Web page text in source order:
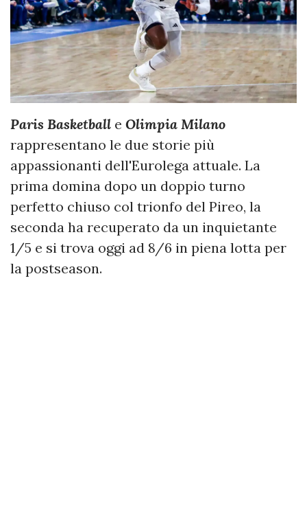
Paris Basketball e Olimpia Milano
rappresentano le due storie più
appassionanti dell'Eurolega attuale. La
prima domina dopo un doppio turno
perfetto chiuso col trionfo del Pireo, la
seconda ha recuperato da un inquietante
1/5 e si trova oggi ad 8/6 in piena lotta per
la postseason.